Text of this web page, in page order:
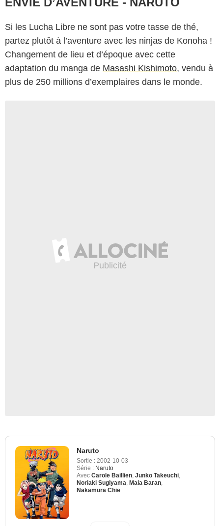
Si les Lucha Libre ne sont pas votre tasse de thé,
partez plutôt à l’aventure avec les ninjas de Konoha !
Changement de lieu et d’époque avec cette
adaptation du manga de Masashi Kishimoto, vendu à
plus de 250 millions d’exemplaires dans le monde.
Naruto
Sortie : 2002-10-03
Série : Naruto
Avec Carole Baillien, Junko Takeuchi,
Noriaki Sugiyama, Maia Baran,
Nakamura Chie